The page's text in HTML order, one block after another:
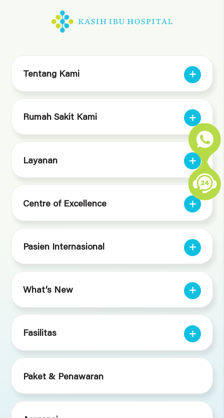
Tentang Kami
Rumah Sakit Kami
Layanan
Centre of Excellence
Pasien Internasional
What’s New
Fasilitas
Paket & Penawaran